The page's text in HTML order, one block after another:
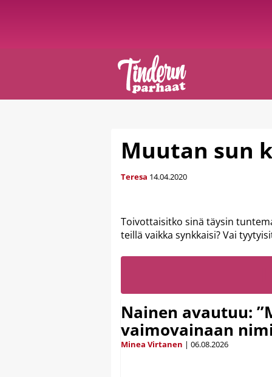
Muutan sun
Teresa 14.04.2020
Toivottaisitko sinä täysin
teillä vaikka synkkaisi? Vai
Nainen avautuu:
vaimovainaan
Minea Virtanen | 06.08.2026